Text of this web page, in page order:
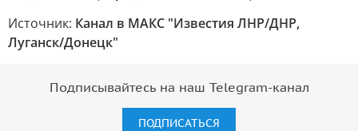
Источник: Канал в МАКС "Известия ЛНР/ДНР,
Луганск/Донецк"
Подписывайтесь на наш Telegram-канал
ПОДПИСАТЬСЯ